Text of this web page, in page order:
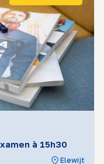
à 15h30
Elewijt